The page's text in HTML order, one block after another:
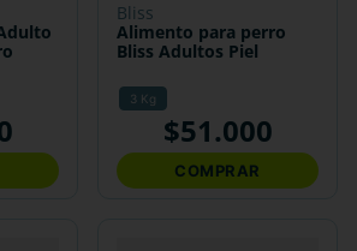
bliss
Alimento para perro
Bliss Adultos Piel
3 Kg
$51.000
COMPRAR